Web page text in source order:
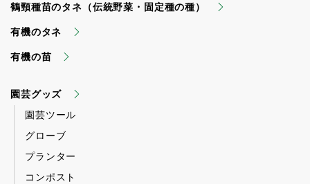
鶴頸種苗のタネ（伝統野菜・固定種の種）
有機のタネ
有機の苗
園芸グッズ
園芸ツール
グローブ
プランター
コンポスト